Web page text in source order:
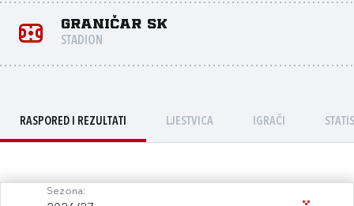
GRANIČAR SK
STADION
RASPORED I REZULTATI LJESTVICA IGRAČI
Sezona: